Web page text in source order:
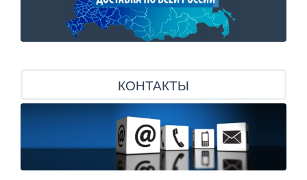
КОНТАКТЫ